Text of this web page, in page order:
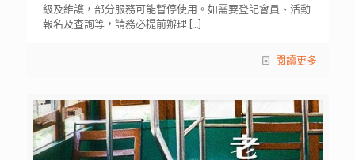
級及維護，部分服務可能暫停使用。如需要登記會員、活動
報名及查詢等，請務必提前辦理 […]
閱讀更多